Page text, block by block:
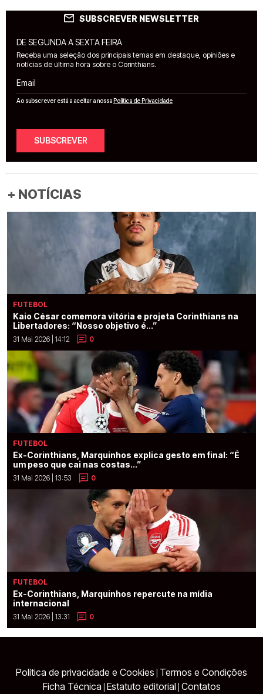
SUBSCREVER NEWSLETTER
DE SEGUNDA A SEXTA FEIRA
Receba uma seleção dos principais temas em destaque, opiniões e
notícias de última hora sobre o Corinthians.
Email
Ao subscrever está a aceitar a nossaPolítica de Privacidade
SUBSCREVER
+ NOTÍCIAS
FUTEBOL
Kaio César comemora vitória e projeta Corinthians na
Libertadores: “Nosso objetivo é...”
31 Mai 2026 | 14:12 0
FUTEBOL
Ex-Corinthians, Marquinhos explica gesto em final: “É
um peso que cai nas costas...”
31 Mai 2026 | 13:53 0
FUTEBOL
Ex-Corinthians, Marquinhos repercute na mídia
internacional
31 Mai 2026 | 13:31 0
Política de privacidade e Cookies Termos e Condições
Ficha Técnica Estatuto editorial Contatos